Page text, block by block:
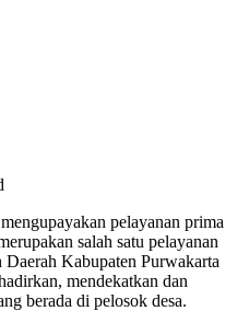
pelayanan prima
salah satu pelayanan
Kabupaten Purwakarta
mendekatkan dan
berada di pelosok desa.